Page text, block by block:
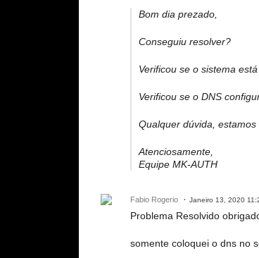
Bom dia prezado,
Conseguiu resolver?
Verificou se o sistema
Verificou se o DNS
Qualquer dúvida, estamos
Atenciosamente,
Equipe MK-AUTH
Fabio Rogerio Janeiro 13, 2020
Problema Resolvido
somente coloquei o dns no